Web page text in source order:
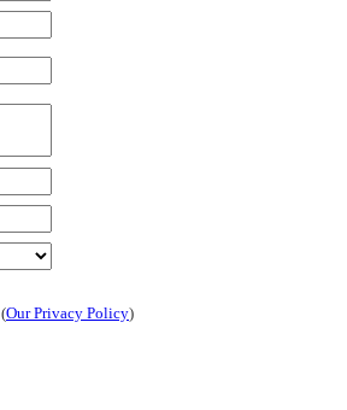
(Our Privacy Policy)